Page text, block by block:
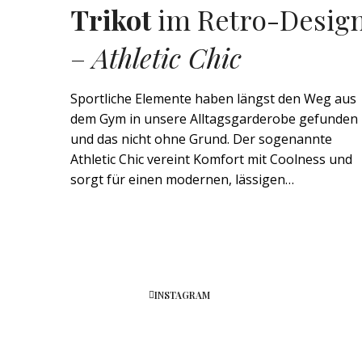
Trikotim Retro-
–Athletic Chic
Sportliche Elemente haben längst den Weg aus
dem Gym in unsere Alltagsgarderobe gefunden
und das nicht ohne Grund. Der sogenannte
Athletic Chic vereint Komfort mit Coolness und
sorgt für einen modernen, lässigen…
INSTAGRAM